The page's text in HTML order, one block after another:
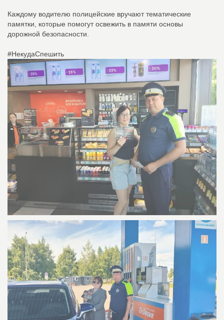
Каждому водителю полицейские вручают тематические
памятки, которые помогут освежить в памяти основы
дорожной безопасности.
#НекудаСпешить